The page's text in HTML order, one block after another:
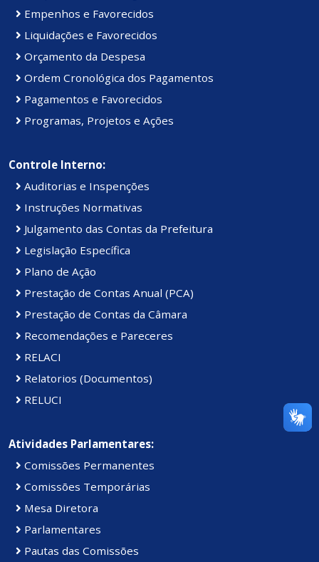
Empenhos e Favorecidos
Liquidações e Favorecidos
Orçamento da Despesa
Ordem Cronológica dos Pagamentos
Pagamentos e Favorecidos
Programas, Projetos e Ações
Controle Interno:
Auditorias e Inspenções
Instruções Normativas
Julgamento das Contas da Prefeitura
Legislação Específica
Plano de Ação
Prestação de Contas Anual (PCA)
Prestação de Contas da Câmara
Recomendações e Pareceres
RELACI
Relatorios (Documentos)
RELUCI
Atividades Parlamentares:
Comissões Permanentes
Comissões Temporárias
Mesa Diretora
Parlamentares
Pautas das Comissões